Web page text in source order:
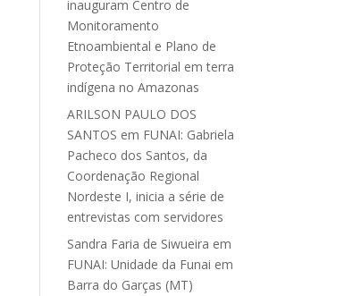
inauguram Centro de
Monitoramento
Etnoambiental e Plano de
Proteção Territorial em terra
indígena no Amazonas
ARILSON PAULO DOS
SANTOS em FUNAI: Gabriela
Pacheco dos Santos, da
Coordenação Regional
Nordeste I, inicia a série de
entrevistas com servidores
Sandra Faria de Siwueira em
FUNAI: Unidade da Funai em
Barra do Garças (MT)